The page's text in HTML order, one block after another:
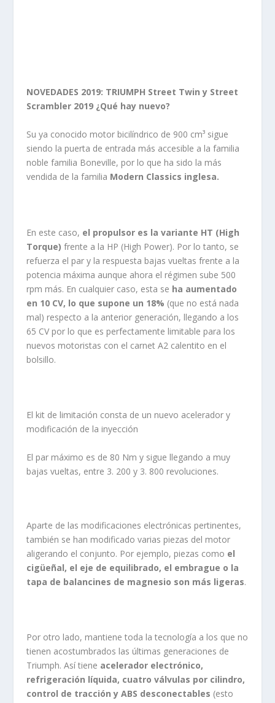
NOVEDADES 2019: TRIUMPH Street Twin y Street
Scrambler 2019 ¿Qué hay nuevo?
Su ya conocido motor bicilíndrico de 900 cm³ sigue
siendo la puerta de entrada más accesible a la familia
noble familia Boneville, por lo que ha sido la más
vendida de la familia Modern Classics inglesa.
En este caso, el propulsor es la variante HT (High
Torque) frente a la HP (High Power). Por lo tanto, se
refuerza el par y la respuesta bajas vueltas frente a la
potencia máxima aunque ahora el régimen sube 500
rpm más. En cualquier caso, esta se ha aumentado
en 10 CV, lo que supone un 18% (que no está nada
mal) respecto a la anterior generación, llegando a los
65 CV por lo que es perfectamente limitable para los
nuevos motoristas con el carnet A2 calentito en el
bolsillo.
El kit de limitación consta de un nuevo acelerador y
modificación de la inyección
El par máximo es de 80 Nm y sigue llegando a muy
bajas vueltas, entre 3. 200 y 3. 800 revoluciones.
Aparte de las modificaciones electrónicas pertinentes,
también se han modificado varias piezas del motor
aligerando el conjunto. Por ejemplo, piezas como el
cigüeñal, el eje de equilibrado, el embrague o la
tapa de balancines de magnesio son más ligeras.
Por otro lado, mantiene toda la tecnología a los que no
tienen acostumbrados las últimas generaciones de
Triumph. Así tiene acelerador electrónico,
refrigeración líquida, cuatro válvulas por cilindro,
control de tracción y ABS desconectables (esto